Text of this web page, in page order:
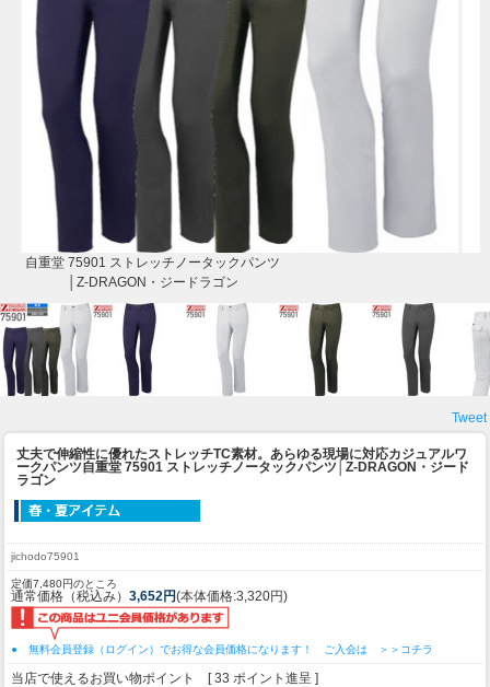
自重堂 75901 ストレッチノータックパンツ
│Z-DRAGON・ジードラゴン
Tweet
丈夫で伸縮性に優れたストレッチTC素材。あらゆる現場に対応カジュアルワ
ークパンツ自重堂 75901 ストレッチノータックパンツ│Z-DRAGON・ジード
ラゴン
jichodo75901
定価7,480円のところ
通常価格（税込み） 3,652円(本体価格:3,320円)
● 無料会員登録（ログイン）でお得な会員価格になります！ ご入会は ＞＞コチラ
当店で使えるお買い物ポイント [ 33 ポイント進呈 ]